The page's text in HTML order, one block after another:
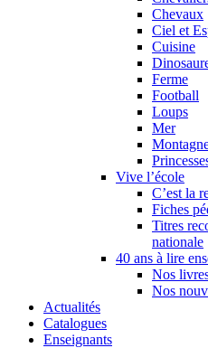
Chevaux
Ciel et
Cuisine
Ferme
Football
Loups
Mer
Vive l’école
C’est la
Fiches
Titres
nationale
40 ans à lire
Nos
Nos
Actualités
Catalogues
Enseignants